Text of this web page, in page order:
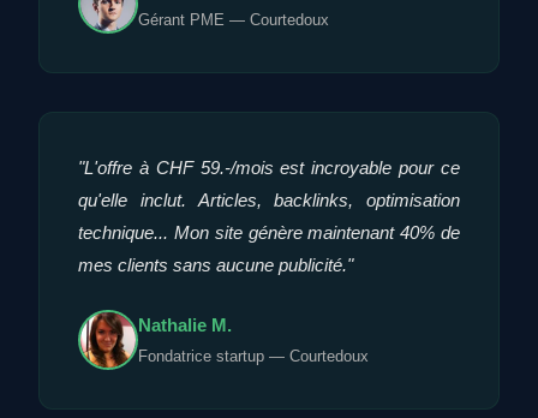
Gérant PME — Courtedoux
"L'offre à CHF 59.-/mois est incroyable pour ce
qu'elle inclut. Articles, backlinks, optimisation
technique... Mon site génère maintenant 40% de
mes clients sans aucune publicité."
Nathalie M.
Fondatrice startup — Courtedoux